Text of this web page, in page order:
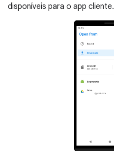
disponíveis para o app cliente.